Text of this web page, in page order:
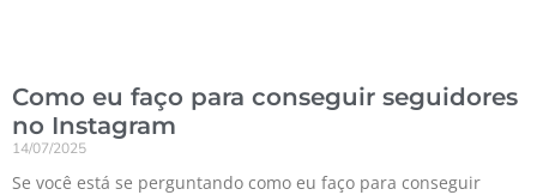
Como eu faço para conseguir seguidores
no Instagram
14/07/2025
Se você está se perguntando como eu faço para conseguir